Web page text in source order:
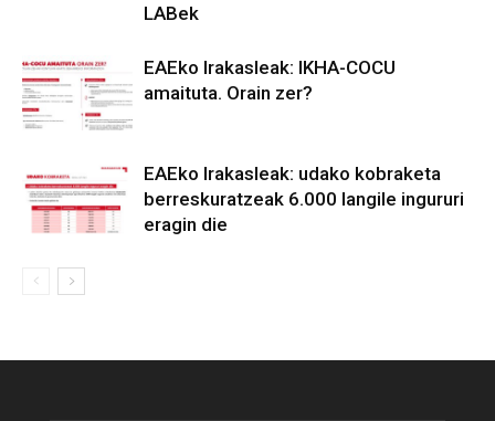
LABek
EAEko Irakasleak: IKHA-COCU
amaituta. Orain zer?
EAEko Irakasleak: udako kobraketa
berreskuratzeak 6.000 langile ingururi
eragin die